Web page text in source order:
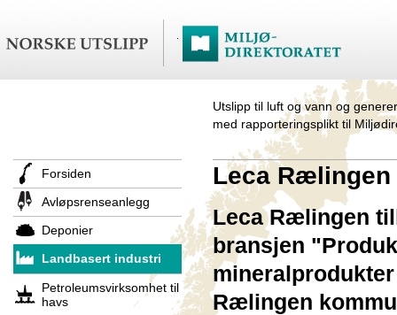
Utslipp til luft og vann og
med rapporteringsplikt til
Forsiden
Avløpsrenseanlegg
Deponier
Landbasert industri
Petroleumsvirksomhet til
havs
Leca Rælingen
Leca Rælingen
bransjen
Rælingen